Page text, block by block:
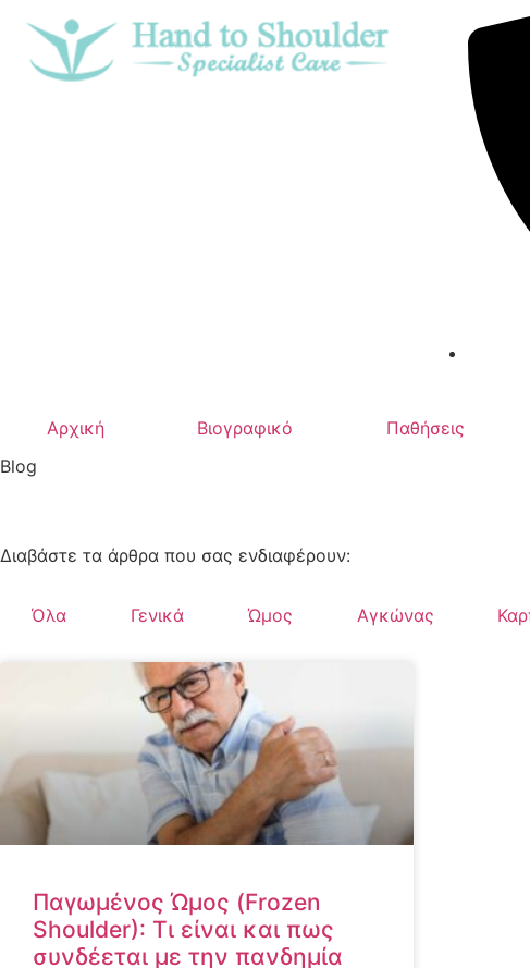
Αρχική Βιογραφικό Παθήσεις
Blog
Διαβάστε τα άρθρα που σας ενδιαφέρουν:
Όλα Γενικά Ώμος Αγκώνας
Παγωμένος Ώμος (Frozen
Shoulder): Τι είναι και πως
συνδέεται με την πανδημία